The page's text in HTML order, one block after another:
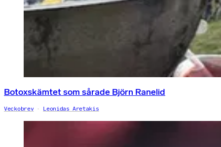
Botoxskämtet som sårade Björn Ranelid
Veckobrev Leonidas Aretakis